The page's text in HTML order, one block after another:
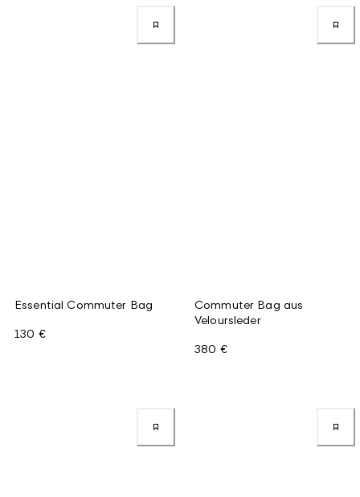
Essential Commuter Bag
130 €
Commuter Bag aus
Veloursleder
380 €